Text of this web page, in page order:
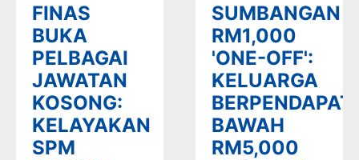
FINAS
BUKA
PELBAGAI
JAWATAN
KOSONG:
KELAYAKAN
SPM
SUMBANGAN
RM1,000
'ONE-OFF':
KELUARGA
BAWAH
RM5,000